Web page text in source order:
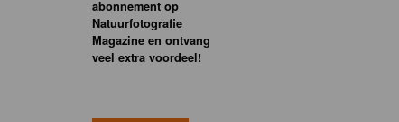
abonnement op
Natuurfotografie
Magazine en ontvang
veel extra voordeel!